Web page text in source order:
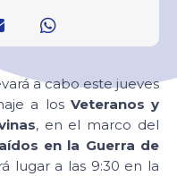
a cabo este jueves
a los Veteranos y
, en el marco del
en la Guerra de
lugar a las 9:30 en la